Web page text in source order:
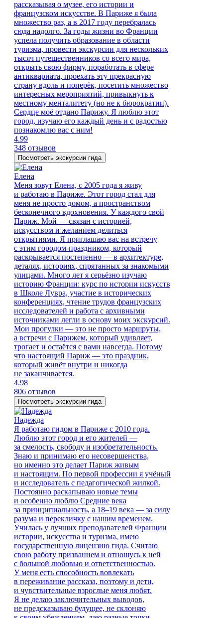
рассказывая о музее, его истории и
французском искусстве. В Париже я была
множество раз, а в 2017 году перебралась
сюда надолго. За годы жизни во Франции
успела получить образование в области
туризма, провести экскурсии для нескольких
тысяч путешественников со всего мира,
открыть свою фирму, поработать в сфере
антиквариата, проехать эту прекрасную
страну вдоль и поперёк, посетить множество
интересных мероприятий, привыкнуть к
местному менталитету (но не к бюрократии).
Сердце моё отдано Парижу. Я люблю этот
город, изучаю его каждый день и с радостью
познакомлю вас с ним!
4.99
348 отзывов
Посмотреть экскурсии гида
Елена
Меня зовут Елена, с 2005 года я живу
и работаю в Париже. Этот город стал для
меня не просто домом, а пространством
бесконечного вдохновения. У каждого свой
Париж. Мой — связан с историей,
искусством и желанием делиться
открытиями. Я приглашаю вас на встречу
с этим городом-праздником, который
раскрывается постепенно — в архитектуре,
деталях, историях, спрятанных за знакомыми
улицами. Много лет я серьёзно изучаю
историю Франции: курс по истории искусств
в Школе Лувра, участие в исторических
конференциях, чтение трудов французских
исследователей и работа с архивными
источниками легли в основу моих экскурсий.
Мои прогулки — это не просто маршруты,
а встречи с Парижем, который удивляет,
трогает и остаётся с вами навсегда. Потому
что настоящий Париж — это праздник,
который живёт внутри и никогда
не заканчивается.
4.98
806 отзывов
Посмотреть экскурсии гида
Надежда
Я работаю гидом в Париже с 2010 года.
Люблю этот город и его жителей —
за смелость, свободу и изобретательность.
Знаю и принимаю его несовершенства,
но именно это делает Париж живым
и настоящим. По первой профессии я учёный
и исследователь с педагогической жилкой.
Постоянно раскапываю новые темы
и особенно люблю Средние века
за принципиальность, а 18–19 века — за силу
разума и перекличку с нашим временем.
Училась у лучших преподавателей Франции
истории, искусства и туризма, имею
государственную лицензию гида. Считаю
свою работу призванием и отношусь к ней
с большой любовью и ответственностью.
У меня есть способность вовлекать
в переживание рассказа, поэтому и дети,
и чувствительные взрослые меня любят.
Я не делаю заключительных выводов,
не предсказываю будущее, не склоняю